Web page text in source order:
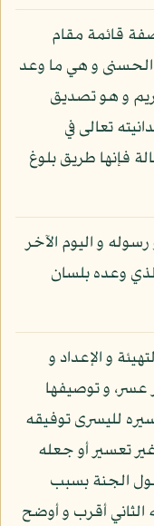
قائمة مقام
الحسنى و هي ما وعد
و هو تصديق
تعالى في
فإنها طريق بلوغ
و اليوم الآخر
وعده بلسان
و الإعداد و
عسر، و توصيفها
لليسرى توفيقه
تعسير أو جعله
الجنة بسبب
الثاني أقرب و أوضح